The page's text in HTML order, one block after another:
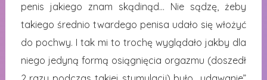
penis jakiego znam skądinąd… Nie sądzę, żeby
takiego średnio twardego penisa udało się włożyć
do pochwy. I tak mi to trochę wyglądało jakby dla
niego jedyną formą osiągnięcia orgazmu (doszedł